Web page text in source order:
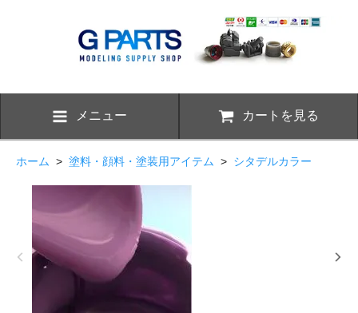
メニュー カートを見る
ホーム > 塗料・顔料・塗装用アイテム > シタデルカラー